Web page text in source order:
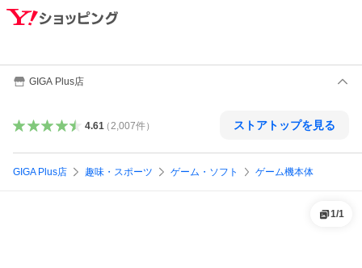
GIGA Plus店
4.61（ 2,007件） ストアトップを見る
GIGA Plus店 趣味・スポーツ ゲーム・ソフト ゲーム機本体
1/1